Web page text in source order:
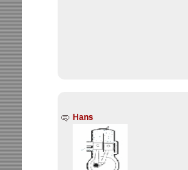
Hans